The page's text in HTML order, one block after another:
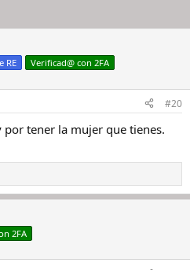
RE Verificad@ con 2FA
#20
tener la mujer que tienes.
2FA